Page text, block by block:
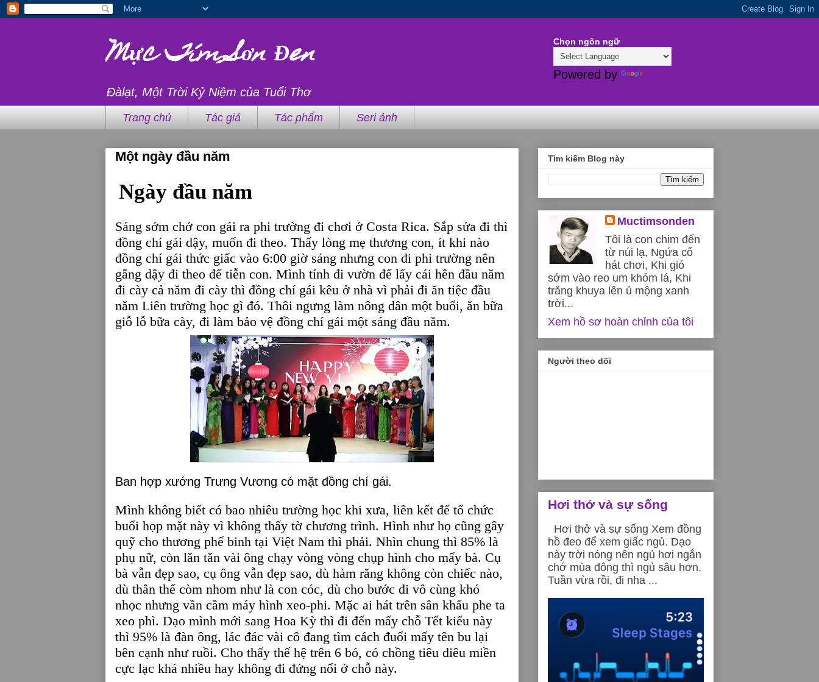
Mực Tím Sơn Đen
Đàlạt, Một Trời Kỷ Niệm của Tuổi Thơ
Chọn ngôn ngữ
Powered by
Trang chủ Tác giả Tác phẩm Seri ảnh
Một ngày đầu năm
Ngày đầu năm
Sáng sớm chở con gái ra phi trường đi chơi ở Costa Rica. Sắp sửa đi thì
đồng chí gái dậy, muốn đi theo. Thấy lòng mẹ thương con, ít khi nào
đồng chí gái thức giấc vào 6:00 giờ sáng nhưng con đi phi trường nên
gắng dậy đi theo để tiễn con. Mình tính đi vườn để lấy cái hên đầu năm
đi cày cả năm đi cày thì đồng chí gái kêu ở nhà vì phải đi ăn tiệc đầu
năm Liên trường học gì đó. Thôi ngưng làm nông dân một buổi, ăn bữa
giỗ lỗ bữa cày, đi làm bảo vệ đồng chí gái một sáng đầu năm.
Ban hợp xướng Trưng Vương có mặt đồng chí gái.
Mình không biết có bao nhiêu trường học khi xưa, liên kết để tổ chức
buổi họp mặt này vì không thấy tờ chương trình. Hình như họ cũng gây
quỹ cho thương phế binh tại Việt Nam thì phải. Nhìn chung thì 85% là
phụ nữ, còn lăn tăn vài ông chạy vòng vòng chụp hình cho mấy bà. Cụ
bà vẫn đẹp sao, cụ ông vẫn đẹp sao, dù hàm răng không còn chiếc nào,
dù thân thể còm nhom như là con cóc, dù cho bước đi vô cùng khó
nhọc nhưng vần cầm máy hình xeo-phi. Mặc ai hát trên sân khấu phe ta
xeo phì. Dạo mình mới sang Hoa Kỳ thì đi đến mấy chỗ Tết kiểu này
thì 95% là đàn ông, lác đác vài cô đang tìm cách đuổi mấy tên bu lại
bên cạnh như ruồi. Cho thấy thế hệ trên 6 bó, có chồng tiêu diêu miền
cực lạc khá nhiều hay không đi đứng nổi ở chỗ này.
Tìm kiếm Blog này
Muctimsonden
Tôi là con chim đến
từ núi lạ, Ngứa cổ
hát chơi, Khi gió
sớm vào reo um khóm lá, Khi
trăng khuya lên ủ mộng xanh
trời...
Xem hồ sơ hoàn chỉnh của tôi
Người theo dõi
Hơi thở và sự sống
Hơi thở và sự sống Xem đồng
hồ đeo để xem giấc ngủ. Dạo
này trời nóng nên ngủ hơi ngắn
chớ mùa đông thì ngủ sâu hơn.
Tuần vừa rồi, đi nha ...